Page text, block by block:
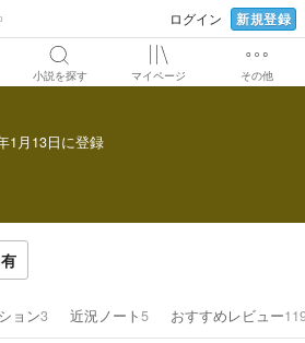
ログイン 新規登録
小説を探す マイページ その他
1月13日に登録
ョン3 近況ノート 5 おすすめレビュー